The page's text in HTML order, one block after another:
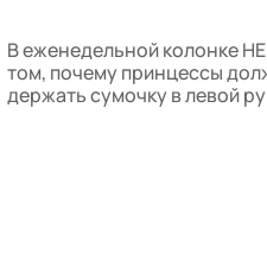
В еженедельной колонке
том, почему принцессы
держать сумочку в левой